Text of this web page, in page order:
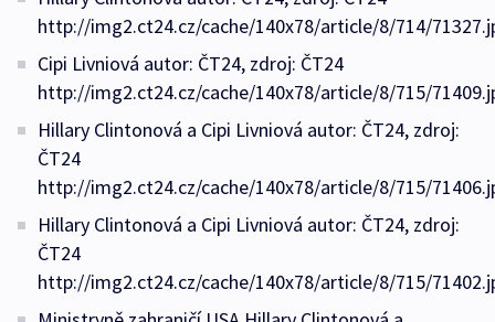
http://img2.ct24.cz/cache/140x78/article/8/714/
Cipi Livniová autor: ČT24, zdroj: ČT24
http://img2.ct24.cz/cache/140x78/article/8/715/
Hillary Clintonová a Cipi Livniová autor: ČT24, zdroj:
ČT24
http://img2.ct24.cz/cache/140x78/article/8/715/
Hillary Clintonová a Cipi Livniová autor: ČT24, zdroj:
ČT24
http://img2.ct24.cz/cache/140x78/article/8/715/